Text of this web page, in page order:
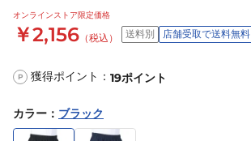
オンラインストア限定価格
￥2,156 （税込） 送料別 店舗受取で送料無料
P 獲得ポイント： 19ポイント
カラー ： ブラック